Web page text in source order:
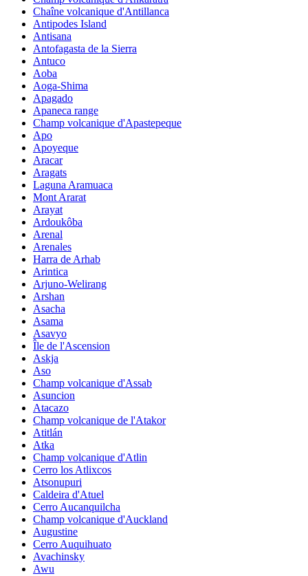
Chaîne volcanique d'Antillanca
Antipodes Island
Antisana
Antofagasta de la Sierra
Antuco
Aoba
Aoga-Shima
Apagado
Apaneca range
Champ volcanique d'Apastepeque
Apo
Apoyeque
Aracar
Aragats
Laguna Aramuaca
Mont Ararat
Arayat
Ardoukôba
Arenal
Arenales
Harra de Arhab
Arintica
Arjuno-Welirang
Arshan
Asacha
Asama
Asavyo
Île de l'Ascension
Askja
Aso
Champ volcanique d'Assab
Asuncion
Atacazo
Champ volcanique de l'Atakor
Atitlán
Atka
Champ volcanique d'Atlin
Cerro los Atlixcos
Atsonupuri
Caldeira d'Atuel
Cerro Aucanquilcha
Champ volcanique d'Auckland
Augustine
Cerro Auquihuato
Avachinsky
Awu